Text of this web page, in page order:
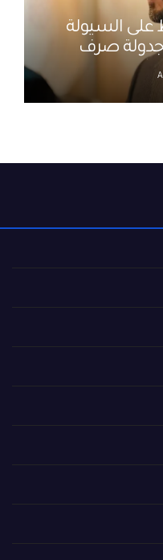
السيولة
جدولة صرف
رواتب الموظفين في العراق د. عمر